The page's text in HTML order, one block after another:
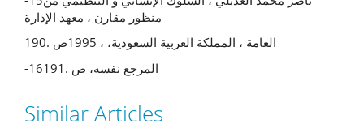
منظور مقارن ، معهد الإدارة
العامة ، المملكة العربیة السعودیة، ، 1995ص .190
-16المرجع نفسه، ص .191
Similar Articles